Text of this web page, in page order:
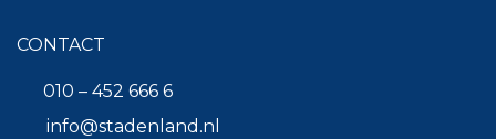
CONTACT
010 – 452 666 6
info@stadenland.nl